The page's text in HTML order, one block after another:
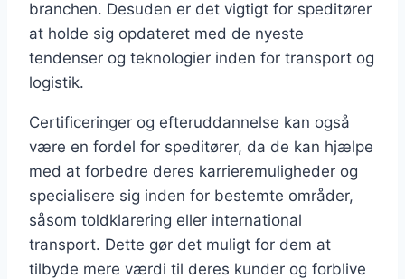
branchen. Desuden er det vigtigt for speditører
at holde sig opdateret med de nyeste
tendenser og teknologier inden for transport og
logistik.
Certificeringer og efteruddannelse kan også
være en fordel for speditører, da de kan hjælpe
med at forbedre deres karrieremuligheder og
specialisere sig inden for bestemte områder,
såsom toldklarering eller international
transport. Dette gør det muligt for dem at
tilbyde mere værdi til deres kunder og forblive